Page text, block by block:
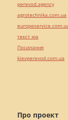
Про проект
perevod.agency
agrotechnika.com.ua
текст юа
Посилання
kievperevod.com.ua